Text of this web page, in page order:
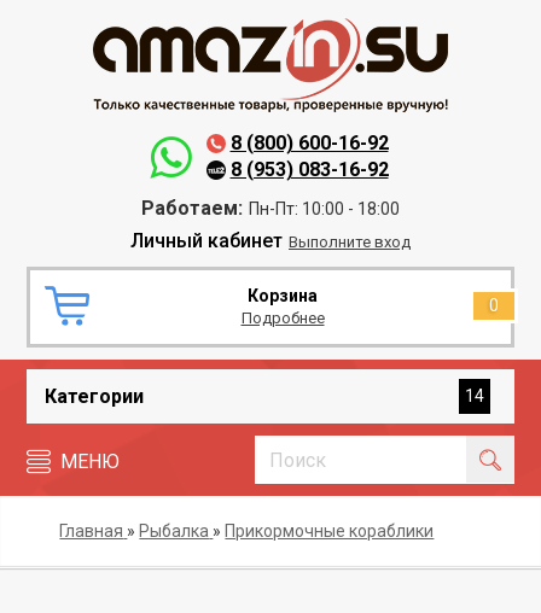
8 (800) 600-16-92
8 (953) 083-16-92
Работаем: Пн-Пт: 10:00 - 18:00
Личный кабинет Выполните вход
Корзина
Подробнее
0
Категории 14
МЕНЮ
Главная » Рыбалка » Прикормочные кораблики